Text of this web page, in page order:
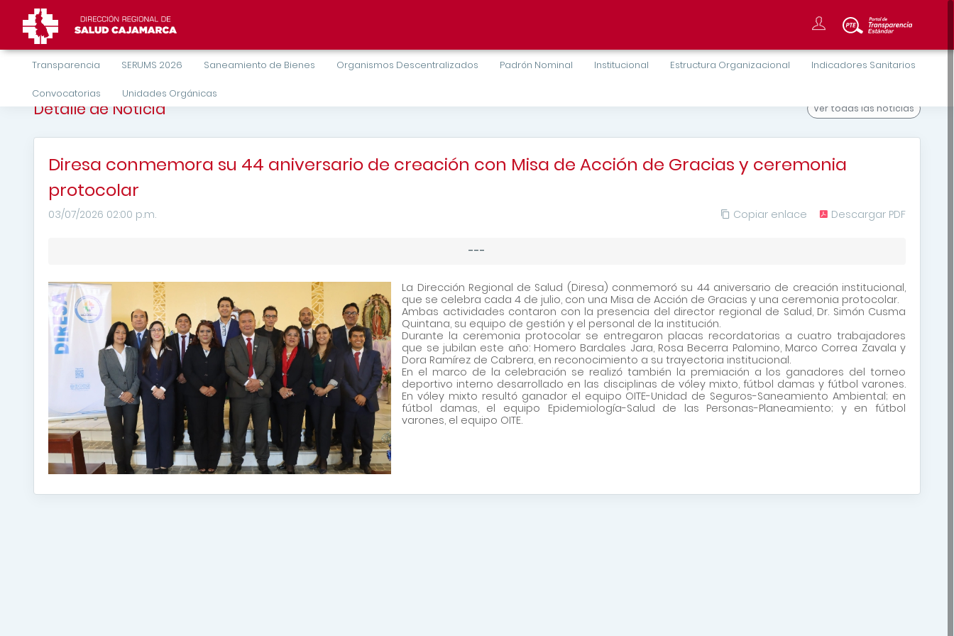
Transparencia SERUMS 2026 Saneamiento de Bienes Organismos Descentralizados Padrón Nominal Institucional Estructura Organizacional Indicadores Sanitarios
Convocatorias Unidades Orgánicas
Ver todas las noticias
Detalle de Noticia
Diresa conmemora su 44 aniversario de creación con Misa de Acción de Gracias y ceremonia
protocolar
03/07/2026 02:00 p.m. Descargar PDF
Copiar enlace
---
La Dirección Regional de Salud (Diresa) conmemoró su 44 aniversario de creación institucional,
que se celebra cada 4 de julio, con una Misa de Acción de Gracias y una ceremonia protocolar.
Ambas actividades contaron con la presencia del director regional de Salud, Dr. Simón Cusma
Quintana, su equipo de gestión y el personal de la institución.
Durante la ceremonia protocolar se entregaron placas recordatorias a cuatro trabajadores
que se jubilan este año: Homero Bardales Jara, Rosa Becerra Palomino, Marco Correa Zavala y
Dora Ramírez de Cabrera, en reconocimiento a su trayectoria institucional.
En el marco de la celebración se realizó también la premiación a los ganadores del torneo
deportivo interno desarrollado en las disciplinas de vóley mixto, fútbol damas y fútbol varones.
En vóley mixto resultó ganador el equipo OITE-Unidad de Seguros-Saneamiento Ambiental; en
fútbol damas, el equipo Epidemiología-Salud de las Personas-Planeamiento; y en fútbol
varones, el equipo OITE.